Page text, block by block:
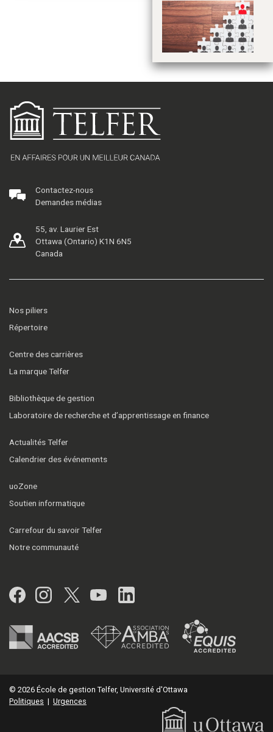
Contactez-nous
Demandes médias
55, av. Laurier Est
Ottawa (Ontario) K1N 6N5
Canada
Nos piliers
Répertoire
Centre des carrières
La marque Telfer
Bibliothèque de gestion
Laboratoire de recherche et d’apprentissage en finance
Actualités Telfer
Calendrier des événements
uoZone
Soutien informatique
Carrefour du savoir Telfer
Notre communauté
Facebook
Instagram
Twitter
YouTubeLinkedIn
© 2026 École de gestion Telfer, Université d'Ottawa
Politiques | Urgences